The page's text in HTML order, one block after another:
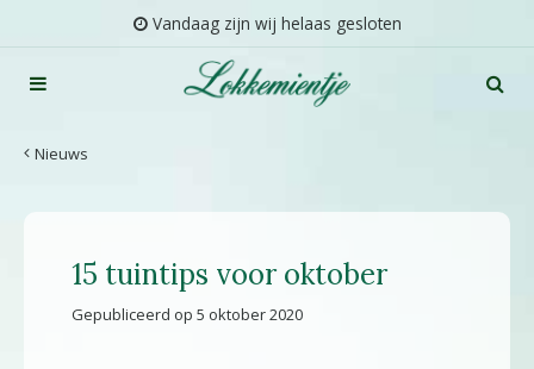
Nieuws
Vandaag zijn wij helaas gesloten
15 tuintips voor oktober
Gepubliceerd op 5 oktober 2020